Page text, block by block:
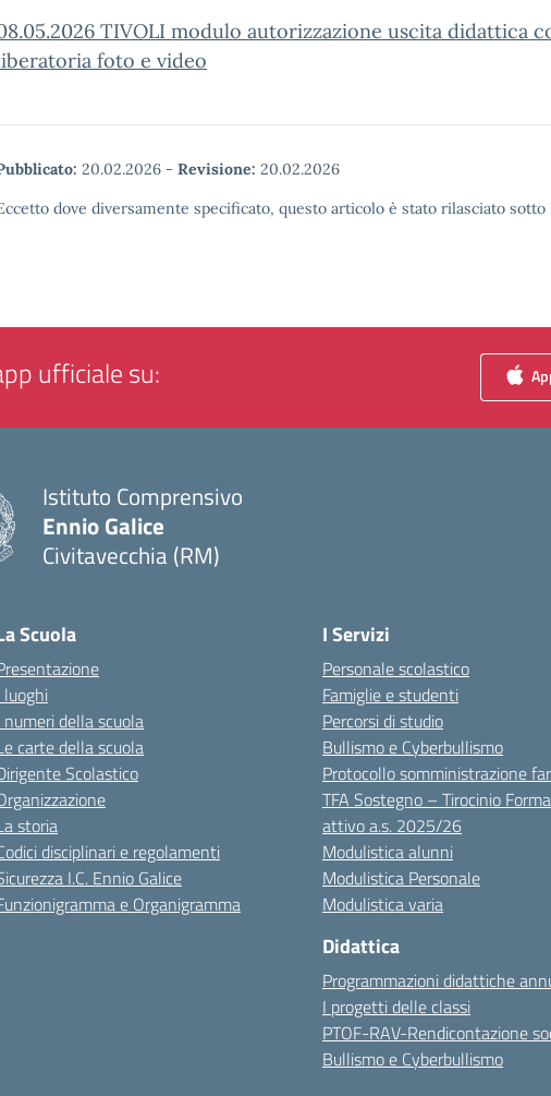
TIVOLI modulo autorizzazione uscita didattica
foto e video
20.02.2026 - Revisione: 20.02.2026
dove diversamente specificato, questo articolo è stato rilasciato
ufficiale su:
Istituto Comprensivo
Ennio Galice
Civitavecchia (RM)
Scuola
luoghi
numeri della scuola
carte della scuola
Scolastico
storia
disciplinari e regolamenti
I.C. Ennio Galice
e Organigramma
I Servizi
Personale scolastico
Famiglie e studenti
Percorsi di studio
Bullismo e Cyberbullismo
Protocollo somministrazione
TFA Sostegno – Tirocinio
attivo a.s. 2025/26
Modulistica alunni
Modulistica Personale
Modulistica varia
Didattica
Programmazioni didattiche
I progetti delle classi
PTOF-RAV-Rendicontazione
Bullismo e Cyberbullismo